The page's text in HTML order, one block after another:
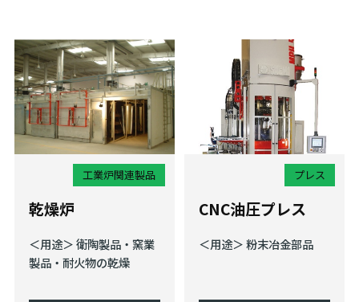
工業炉関連製品
乾燥炉
＜用途＞ 衛陶製品・窯業
製品・耐火物の乾燥
プレス
CNC油圧プレス
＜用途＞ 粉末冶金部品